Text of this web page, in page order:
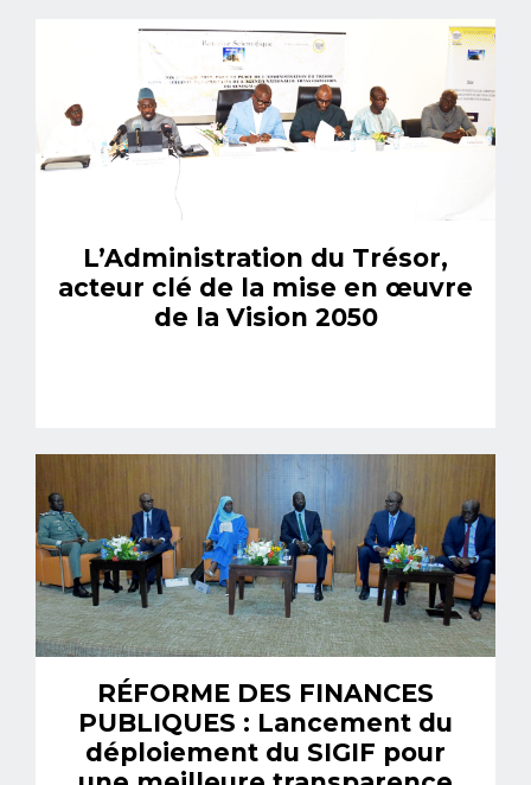
L’Administration du Trésor,
acteur clé de la mise en œuvre
de la Vision 2050
RÉFORME DES FINANCES
PUBLIQUES : Lancement du
déploiement du SIGIF pour